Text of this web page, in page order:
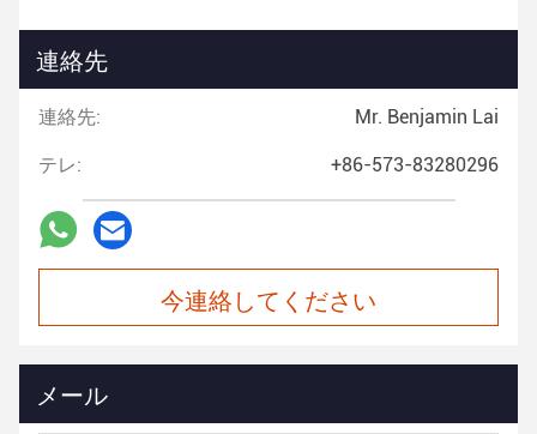
連絡先
連絡先: Mr. Benjamin Lai
テレ: +86-573-83280296
今連絡してください
メール